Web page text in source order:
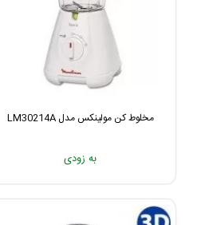
مخلوط کن مولینکس مدل LM30214A
به زودی